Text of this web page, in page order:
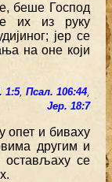
беше Господ
их из руку
јер се
на оне који
1:5, Псал. 106:44,
Јер. 18:7
опет и биваху
другим и
се